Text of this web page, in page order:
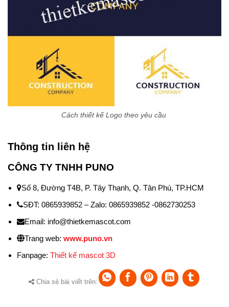
Cách thiết kế Logo theo yêu cầu
Thông tin liên hệ
CÔNG TY TNHH PUNO
Số 8, Đường T4B, P. Tây Thạnh, Q. Tân Phú, TP.HCM
SĐT: 0865939852 – Zalo: 0865939852 -0862730253
Email: info@thietkemascot.com
Trang web: www.puno.vn
Fanpage: Thiết kế mascot 3D
Chia sẻ bài viết trên: